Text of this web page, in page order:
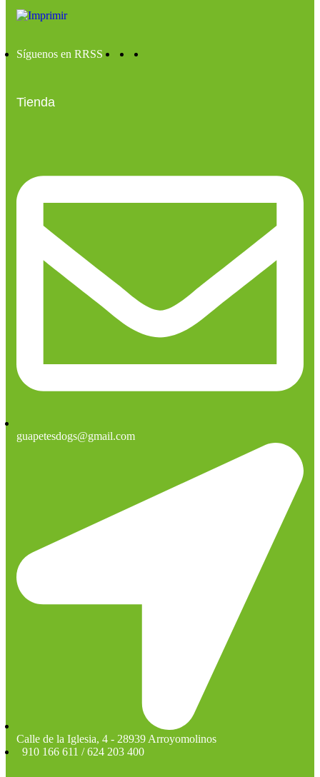
Síguenos en RRSS
Tienda
guapetesdogs@gmail.com
Calle de la Iglesia, 4 - 28939 Arroyomolinos
910 166 611 / 624 203 400